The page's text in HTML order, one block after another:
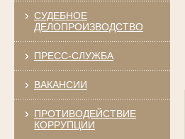
СУДЕБНОЕ
ДЕЛОПРОИЗВОДСТВО
ПРЕСС-СЛУЖБА
ВАКАНСИИ
ПРОТИВОДЕЙСТВИЕ
КОРРУПЦИИ